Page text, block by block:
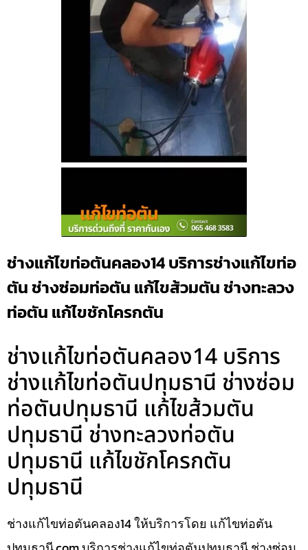
ช่างแก้ไขท่อตันคลอง14 บริการช่างแก้ไขท่อ
ตัน ช่างซ่อมท่อตัน แก้ไขส้วมตัน ช่างทะลวง
ท่อตัน แก้ไขชักโครกตัน
ช่างแก้ไขท่อตันคลอง14 บริการ
ช่างแก้ไขท่อตันปทุมธานี ช่างซ่อม
ท่อตันปทุมธานี แก้ไขส้วมตัน
ปทุมธานี ช่างทะลวงท่อตัน
ปทุมธานี แก้ไขชักโครกตัน
ปทุมธานี
ช่างแก้ไขท่อตันคลอง14 ให้บริการโดย แก้ไขท่อตัน